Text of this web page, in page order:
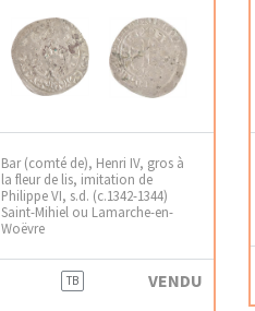
Bar (comté de), Henri IV, gros à
la fleur de lis, imitation de
Philippe VI, s.d. (c.1342-1344)
Saint-Mihiel ou Lamarche-en-
Woëvre
TB VENDU